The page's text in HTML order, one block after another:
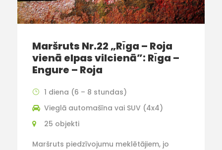
Maršruts Nr.22 „Rı̄ga – Roja
vienā elpas vilcienā”: Rı̄ga –
Engure – Roja
1 diena (6 – 8 stundas)
Vieglā automašīna vai SUV (4x4)
25 objekti
Maršruts piedzīvojumu meklētājiem, jo